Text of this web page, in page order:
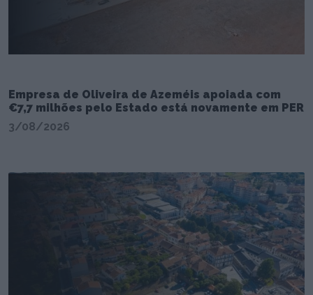
Empresa de Oliveira de Azeméis apoiada com
€7,7 milhões pelo Estado está novamente em PER
3/08/2026